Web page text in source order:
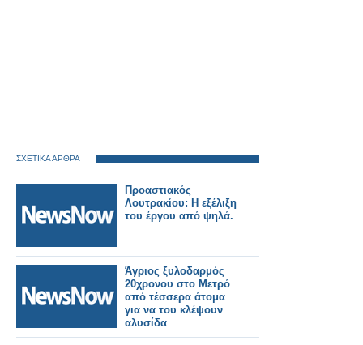
ΣΧΕΤΙΚΑ ΑΡΘΡΑ
Προαστιακός
Λουτρακίου: Η εξέλιξη
του έργου από ψηλά.
Άγριος ξυλοδαρμός
20χρονου στο Μετρό
από τέσσερα άτομα
για να του κλέψουν
αλυσίδα